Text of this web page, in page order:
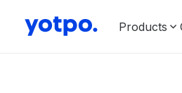
Products